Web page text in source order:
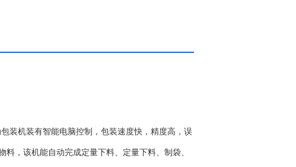
装机装有智能电脑控制，包装速度快，精度高，误
，该机能自动完成定量下料、定量下料、制袋、